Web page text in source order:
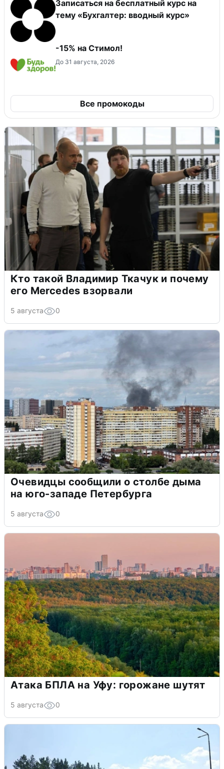
Записаться на бесплатный курс на
тему «Бухгалтер: вводный курс»
-15% на Стимол!
До 31 августа, 2026
Все промокоды
Кто такой Владимир Ткачук и почему
его Mercedes взорвали
5 августа 0
Очевидцы сообщили о столбе дыма
на юго-западе Петербурга
5 августа 0
Атака БПЛА на Уфу: горожане шутят
5 августа 0